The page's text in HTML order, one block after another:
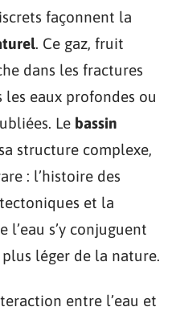
façonnent la
. Ce gaz, fruit
dans les fractures
les eaux profondes ou
Le bassin
structure complexe,
: l’histoire des
et la
s’y conjuguent
léger de la nature.
entre l’eau et